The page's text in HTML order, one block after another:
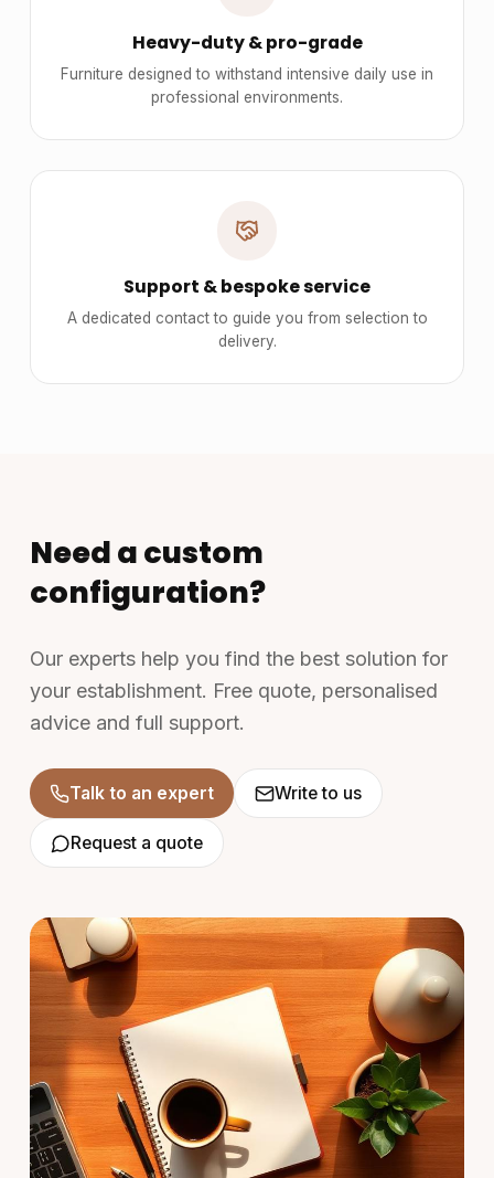
Heavy-duty & pro-grade
Furniture designed to withstand intensive daily use in
professional environments.
Support & bespoke service
A dedicated contact to guide you from selection to
delivery.
Need a custom
configuration?
Our experts help you find the best solution for
your establishment. Free quote, personalised
advice and full support.
Talk to an expert Write to us
Request a quote